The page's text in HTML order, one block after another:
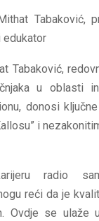
Tabaković,
Tabaković,
u oblasti
donosi
i
radio
reći da je
Ovdje se ulaže